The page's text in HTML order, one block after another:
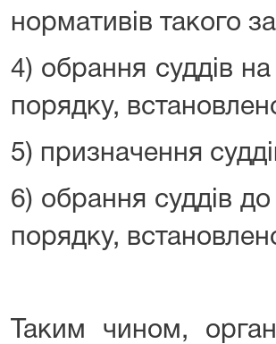
нормативів такого
4) обрання суддів
порядку,
5) призначення
6) обрання суддів
порядку,
Таким чином,